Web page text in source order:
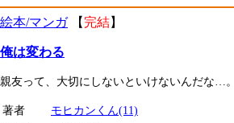
絵本/マンガ【 完結】
俺は変わる
親友って、大切にしないといけないんだな…
著者
モヒカンくん(11)